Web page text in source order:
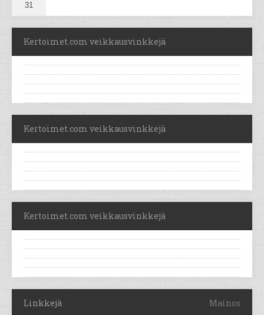
31
Kertoimet.com veikkausvinkkejä
Kertoimet.com veikkausvinkkejä
Kertoimet.com veikkausvinkkejä
Linkkejä Mainos